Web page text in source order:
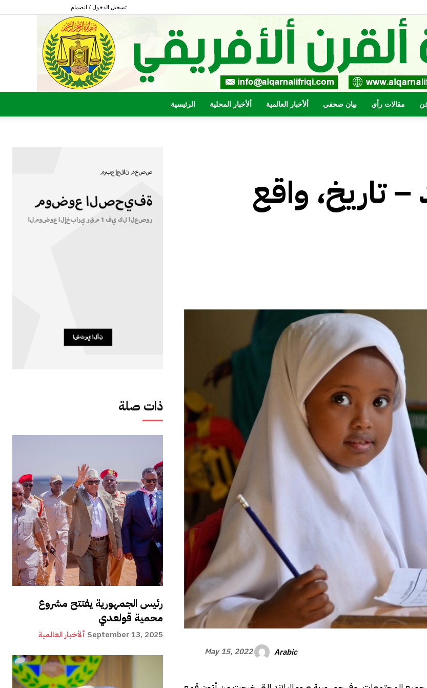
تسجيل الدخول / انضمام
القرن
الرئيسية ألأخبار المحلية ألأخبار العالمية بيان صحفي مقالات رأي
ذات صلة
رئيس الجمهورية يفتتح مشروع
محمية قولعدي
ألأخبار العالمية September 13, 2025
– تاريخ، واقع
May 15, 2022 Arabic